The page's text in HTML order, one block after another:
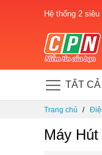
Hệ thống 2
TẤT
Trang chủ
Máy Hút